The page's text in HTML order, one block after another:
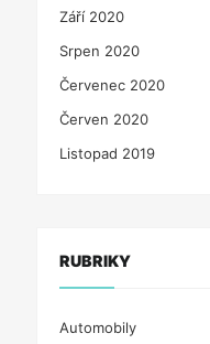
Září 2020
Srpen 2020
Červenec 2020
Červen 2020
Listopad 2019
RUBRIKY
Automobily